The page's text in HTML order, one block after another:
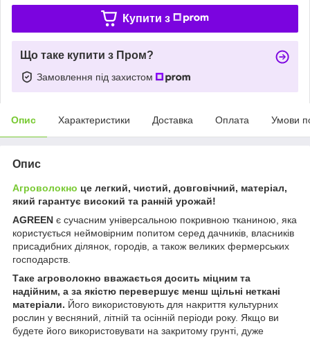
Купити з
Що таке купити з Пром?
Замовлення під захистом
Опис Характеристики Доставка Оплата Умови
Опис
Агроволокно це легкий, чистий, довговічний, матеріал,
який гарантує високий та ранній урожай!
AGREEN є сучасним універсальною покривною тканиною, яка
користується неймовірним попитом серед дачників, власників
присадибних ділянок, городів, а також великих фермерських
господарств.
Таке агроволокно вважається досить міцним та
надійним, а за якістю перевершує менш щільні неткані
матеріали. Його використовують для накриття культурних
рослин у весняний, літній та осінній періоди року. Якщо ви
будете його використовувати на закритому грунті, дуже